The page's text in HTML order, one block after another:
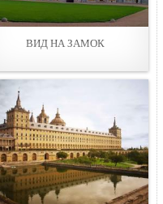
ВИД НА ЗАМОК